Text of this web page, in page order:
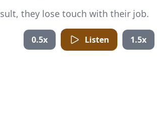
they lose touch with their job.
0.5x Listen 1.5x